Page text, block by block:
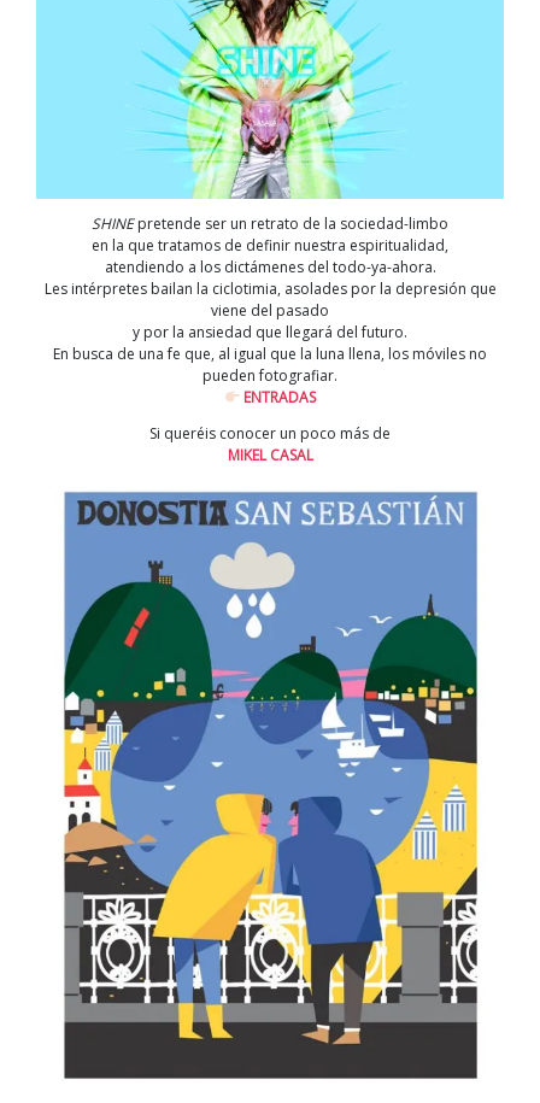
SHINEpretende ser un retrato de la sociedad-limbo
en la que tratamos de definir nuestra espiritualidad,
atendiendo a los dictámenes del todo-ya-ahora.
Les intérpretes bailan la ciclotimia, asolades por la depresión que
viene del pasado
y por la ansiedad que llegará del futuro.
En busca de una fe que, al igual que la luna llena, los móviles no
pueden fotografiar.
ENTRADAS
Si queréis conocer un poco más de
MIKEL CASAL